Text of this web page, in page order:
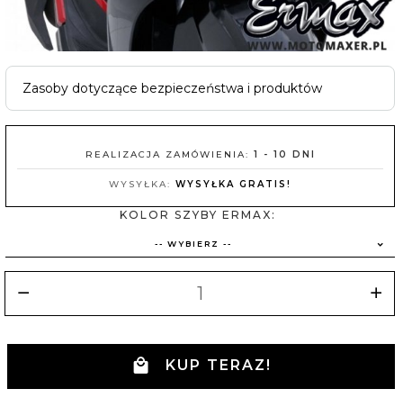
Zasoby dotyczące bezpieczeństwa i produktów
REALIZACJA ZAMÓWIENIA: 1 - 10 DNI
WYSYŁKA: WYSYŁKA GRATIS!
KOLOR SZYBY ERMAX:
-- WYBIERZ --
KUP TERAZ!